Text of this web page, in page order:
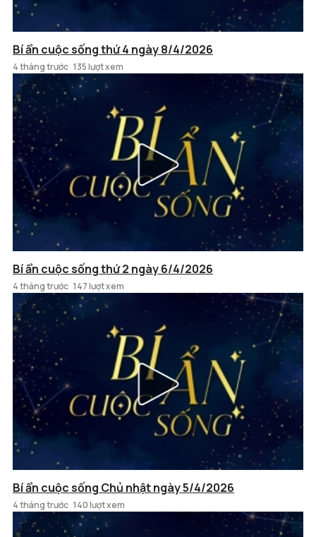
Bí ẩn cuộc sống thứ 4 ngày 8/4/2026
4 tháng trước 135 lượt xem
Bí ẩn cuộc sống thứ 2 ngày 6/4/2026
4 tháng trước 147 lượt xem
Bí ẩn cuộc sống Chủ nhật ngày 5/4/2026
4 tháng trước 140 lượt xem